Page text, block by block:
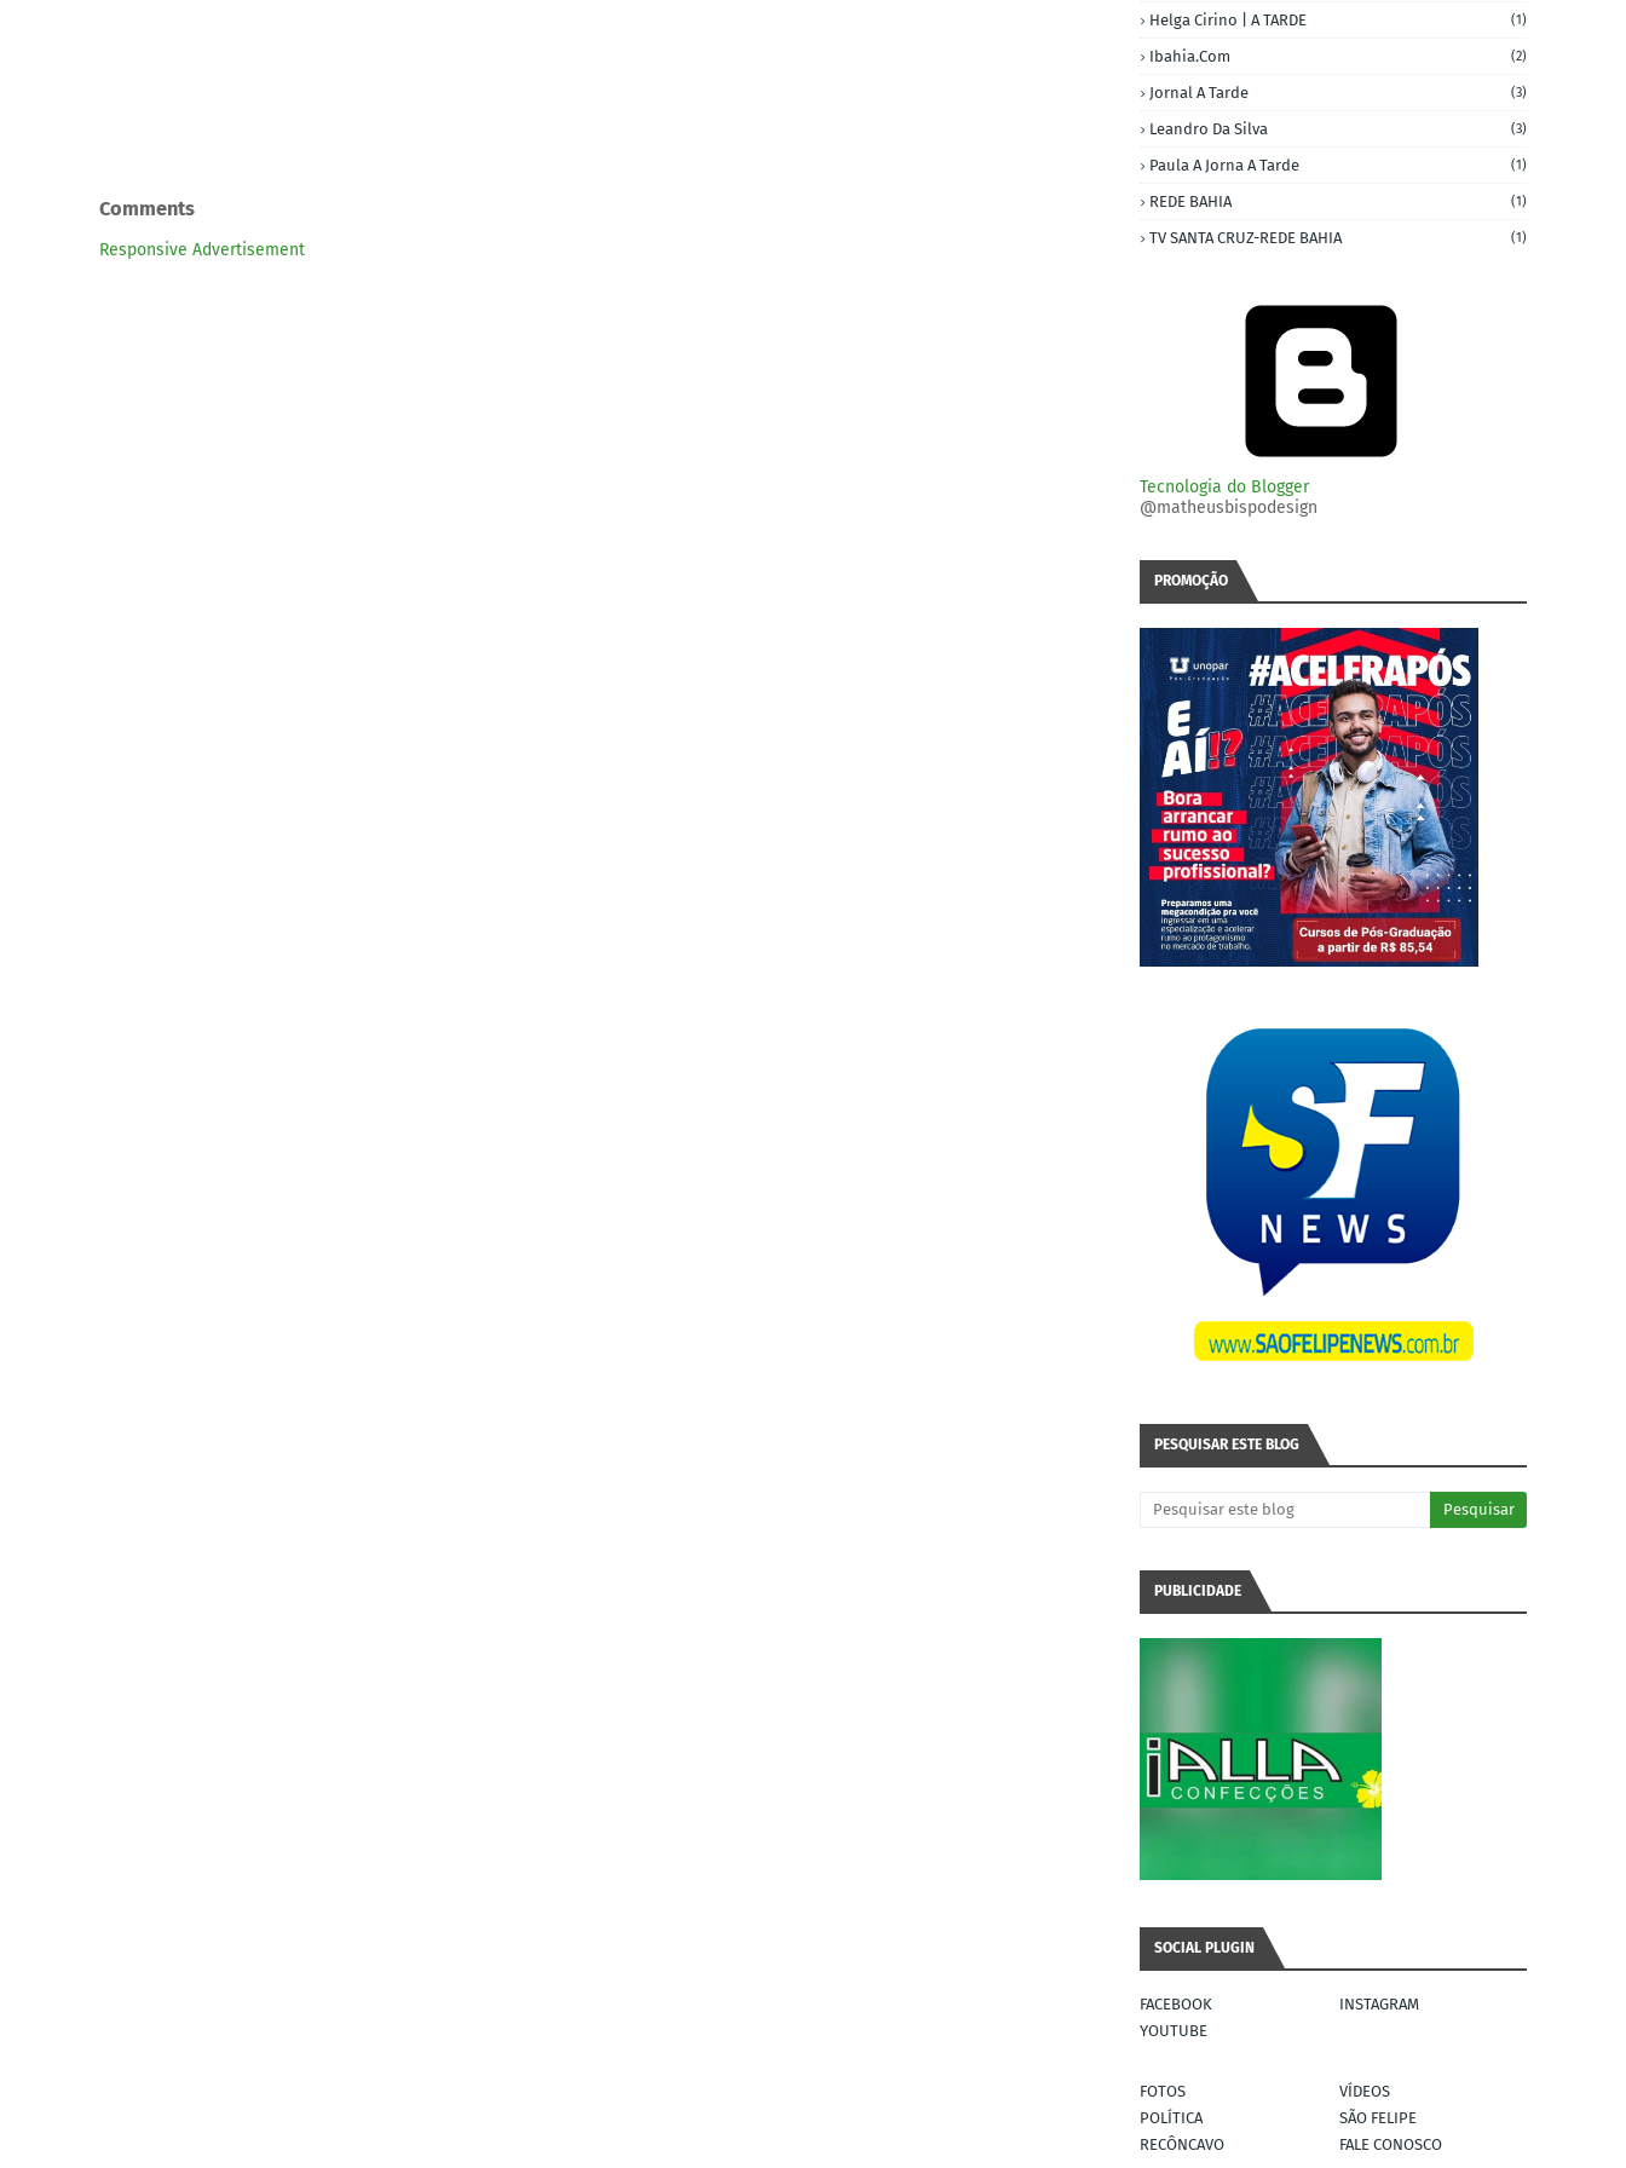
Comments
Responsive Advertisement
Helga Cirino | A TARDE (1)
Ibahia.com (2)
Jornal A Tarde (3)
Leandro Da Silva (3)
Paula A Jorna A Tarde (1)
REDE BAHIA (1)
TV SANTA CRUZ-REDE BAHIA (1)
Tecnologia do Blogger
@matheusbispodesign
PROMOÇÃO
PESQUISAR ESTE BLOG
PUBLICIDADE
SOCIAL PLUGIN
FACEBOOK
INSTAGRAM
YOUTUBE
FOTOS
VÍDEOS
POLÍTICA
SÃO FELIPE
RECÔNCAVO
FALE CONOSCO